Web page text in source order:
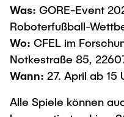
Was: GORE-Event
Roboterfußball-
Wo: CFEL im
Notkestraße 85,
Wann: 27. April ab 15
Alle Spiele können